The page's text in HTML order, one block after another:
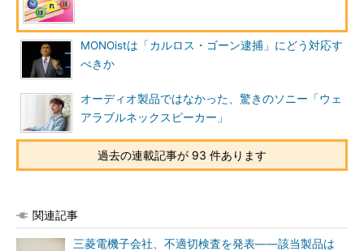
MONOistは「カルロス・ゴーン逮捕」にどう対応す
べきか
オーディオ製品ではなかった、驚きのソニー「ウェ
アラブルネックスピーカー」
過去の連載記事が 93 件あります
関連記事
三菱電機子会社、不適切検査を発表――該当製品は